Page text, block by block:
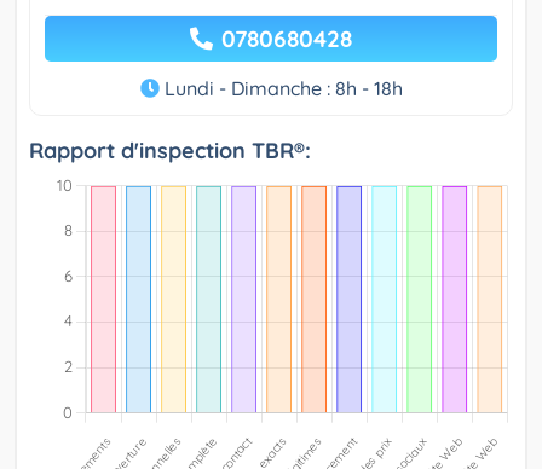
0780680428
Lundi - Dimanche : 8h - 18h
Rapport d'inspection TBR®: